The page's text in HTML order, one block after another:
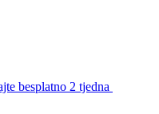
besplatno 2 tjedna